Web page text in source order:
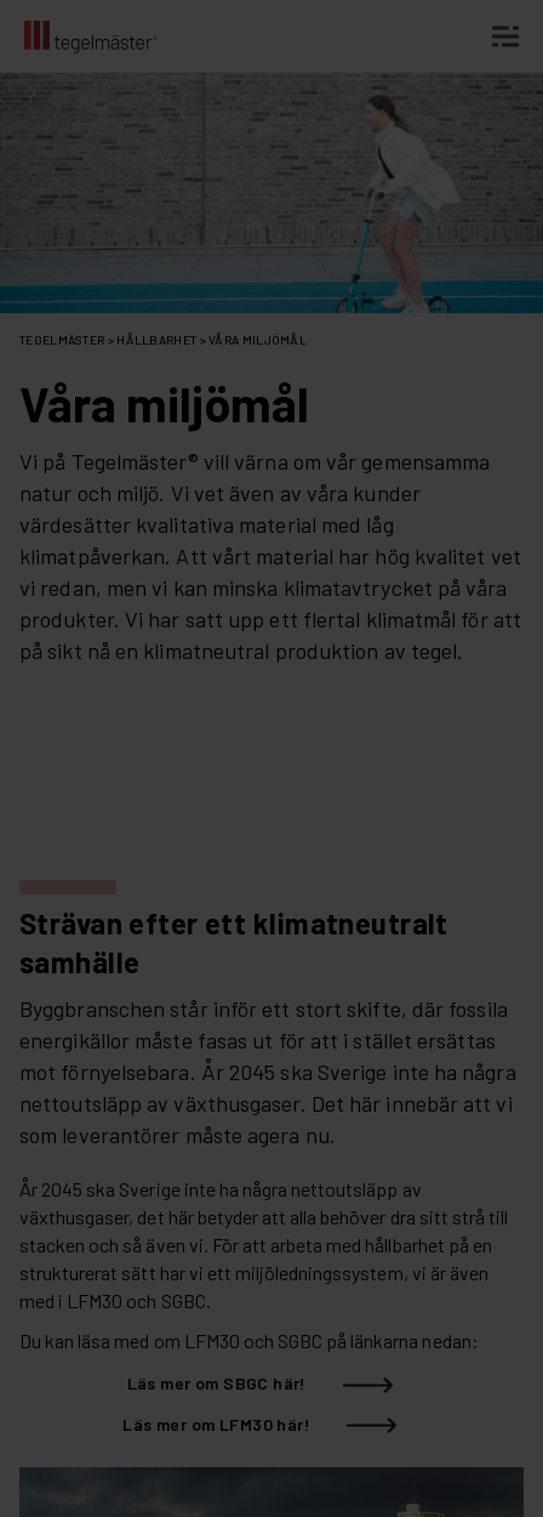
Fortsätt
innehållet
TEGELMÄSTER > HÅLLBARHET >VÅRA MILJÖMÅL
Våra miljömål
Vi på Tegelmäster® vill värna om vår gemensamma
natur och miljö. Vi vet även av våra kunder
värdesätter kvalitativa material med låg
klimatpåverkan. Att vårt material har hög kvalitet vet
vi redan, men vi kan minska klimatavtrycket på våra
produkter. Vi har satt upp ett flertal klimatmål för att
på sikt nå en klimatneutral produktion av tegel.
Strävan efter ett klimatneutralt
samhälle
Byggbranschen står inför ett stort skifte, där fossila
energikällor måste fasas ut för att i stället ersättas
mot förnyelsebara. År 2045 ska Sverige inte ha några
nettoutsläpp av växthusgaser. Det här innebär att vi
som leverantörer måste agera nu.
År 2045 ska Sverige inte ha några nettoutsläpp av
växthusgaser, det här betyder att alla behöver dra sitt strå till
stacken och så även vi. För att arbeta med hållbarhet på en
strukturerat sätt har vi ett miljöledningssystem, vi är även
med i LFM30 och SGBC.
Du kan läsa med om LFM30 och SGBC på länkarna nedan:
Läs mer om SBGC här!
Läs mer om LFM30 här!